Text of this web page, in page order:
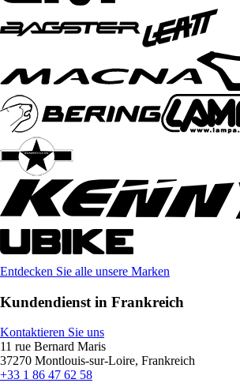
Entdecken Sie alle unsere Marken
Kundendienst in Frankreich
Kontaktieren Sie uns
11 rue Bernard Maris
37270 Montlouis-sur-Loire, Frankreich
+33 1 86 47 62 58